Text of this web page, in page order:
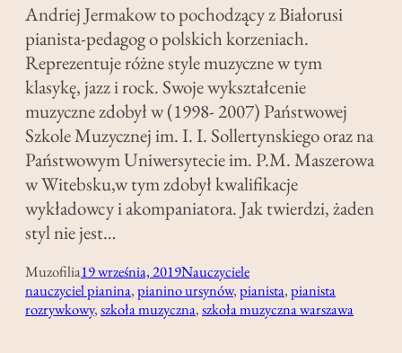
Andriej Jermakow to pochodzący z Białorusi
pianista-pedagog o polskich korzeniach.
Reprezentuje różne style muzyczne w tym
klasykę, jazz i rock. Swoje wykształcenie
muzyczne zdobył w (1998- 2007) Państwowej
Szkole Muzycznej im. I. I. Sollertynskiego oraz na
Państwowym Uniwersytecie im. P.M. Maszerowa
w Witebsku,w tym zdobył kwalifikacje
wykładowcy i akompaniatora. Jak twierdzi, żaden
styl nie jest…
Muzofilia19 września, 2019Nauczyciele
nauczyciel pianina, pianino ursynów, pianista, pianista
rozrywkowy, szkoła muzyczna, szkoła muzyczna warszawa